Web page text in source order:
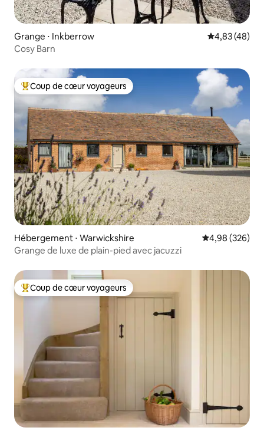
Grange ⋅ Inkberrow Évaluation
4,83 (48)
Cosy Barn
Coups de cœur voyageurs les plus appréciés
Coup de cœur voyageurs
Hébergement ⋅ Warwickshire Évaluation
4,98 (326)
Grange de luxe de plain-pied avec jacuzzi
Coups de cœur voyageurs les plus appréciés
Coup de cœur voyageurs